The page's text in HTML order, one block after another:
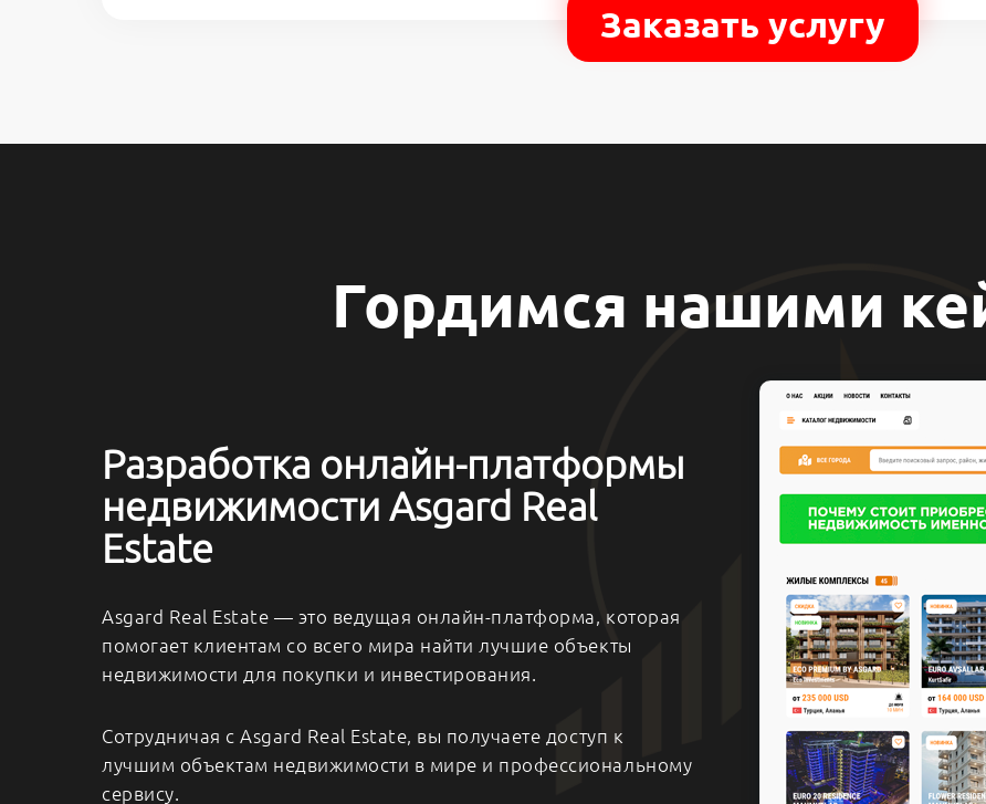
Заказать услугу
Гордимся нашими
Разработка онлайн-платформы
недвижимости Asgard Real
Estate
Asgard Real Estate — это ведущая онлайн-платформа, которая
помогает клиентам со всего мира найти лучшие объекты
недвижимости для покупки и инвестирования.
Сотрудничая с Asgard Real Estate, вы получаете доступ к
лучшим объектам недвижимости в мире и профессиональному
сервису.